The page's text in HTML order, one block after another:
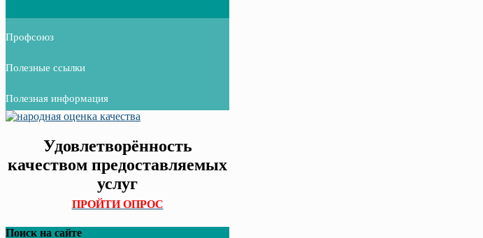
Профсоюз
Полезные ссылки
Полезная информация
Удовлетворённость
качеством предоставляемых
услуг
ПРОЙТИ ОПРОС
Поиск на сайте